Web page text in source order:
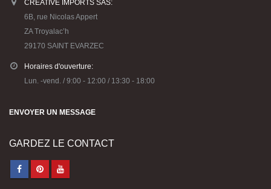
CREATIVE IMPORTS SAS:
6B, rue Nicolas Appert
ZA Troyalac’h
29170 SAINT EVARZEC
Horaires d'ouverture:
Lun. -vend. / 9:00 - 12:00 / 13:30 - 18:00
ENVOYER UN MESSAGE
GARDEZ LE CONTACT